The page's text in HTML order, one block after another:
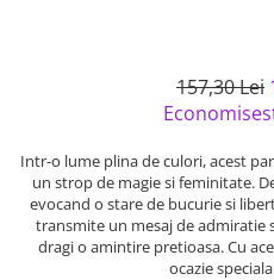
Solutii si lavete de curatare
157,30 Lei
Intr-o lume plina de culori, acest
un strop de magie si feminitate.
evocand o stare de bucurie si
transmite un mesaj de admiratie
dragi o amintire pretioasa. Cu
ocazie